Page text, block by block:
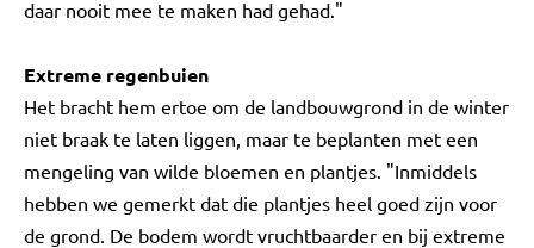
daar nooit mee te maken had gehad."
Extreme regenbuien
Het bracht hem ertoe om de landbouwgrond in de winter
niet braak te laten liggen, maar te beplanten met een
mengeling van wilde bloemen en plantjes. "Inmiddels
hebben we gemerkt dat die plantjes heel goed zijn voor
de grond. De bodem wordt vruchtbaarder en bij extreme